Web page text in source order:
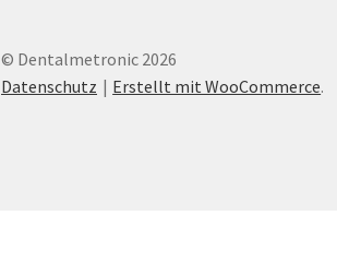
© Dentalmetronic 2026
Datenschutz
Erstellt mit WooCommerce.